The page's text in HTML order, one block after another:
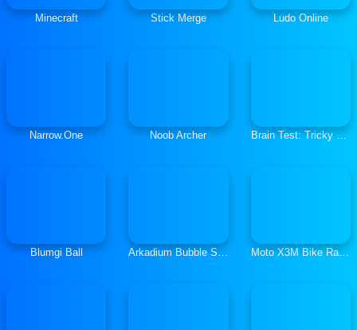
Minecraft Stick Merge Ludo Online
Narrow.One Noob Archer Brain Test: Tricky Puzzles
Blumgi Ball Arkadium Bubble Shooter Moto X3M Bike Race Game